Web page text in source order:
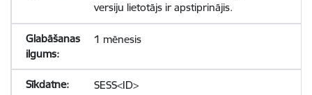
versiju lietotājs ir apstiprinājis.
1 mēnesis
SESS<ID>